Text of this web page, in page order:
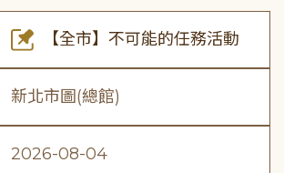
【全市】不可能的任務活動
新北市圖(總館)
2026-08-04